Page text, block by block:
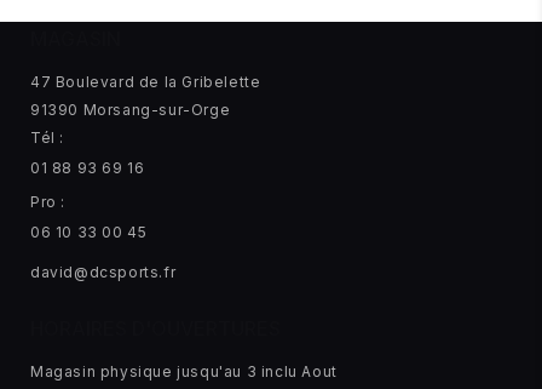
47 Boulevard de la Gribelette
91390 Morsang-sur-Orge
Tél :
01 88 93 69 16
Pro :
06 10 33 00 45
david@dcsports.fr
Magasin physique jusqu'au 3 inclu Aout